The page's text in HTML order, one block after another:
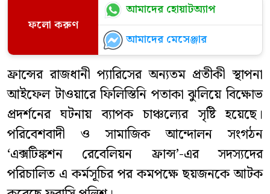
ফলো করুণ
আমাদের হোয়াটঅ্যাপ
আমাদের মেসেঞ্জার
ফ্রান্সের রাজধানী প্যারিসের অন্যতম প্রতীকী স্থাপনা
আইফেল টাওয়ারে ফিলিস্তিনি পতাকা ঝুলিয়ে বিক্ষোভ
প্রদর্শনের ঘটনায় ব্যাপক চাঞ্চল্যের সৃষ্টি হয়েছে।
পরিবেশবাদী ও সামাজিক আন্দোলন সংগঠন
‘এক্সটিঙ্কশন রেবেলিয়ন ফ্রান্স’-এর সদস্যদের
পরিচালিত এ কর্মসূচির পর কমপক্ষে ছয়জনকে আটক